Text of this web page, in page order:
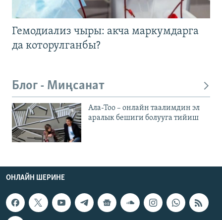
Гемодиализ чыры: акча маркумдарга
да которулганбы?
Блог - Миңсанат
Ала-Тоо – онлайн таалимдин эл
аралык бешиги болууга тийиш
ОНЛАЙН ШЕРИНЕ